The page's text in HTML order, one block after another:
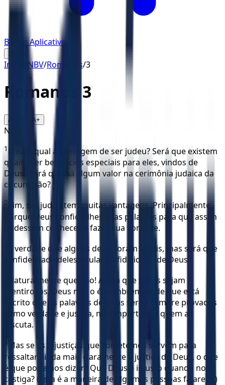
Baixar Aplicativo
☰
Início NBV/Romanos/3
Romanos 3
A- A+
NBV
1
Então, qual a vantagem de ser judeu? Será que existem
quaisquer benefícios especiais para eles, vindos de
Deus? Será que há algum valor na cerimônia judaica da
circuncisão?
2
Sim, ser judeu tem muitas vantagens. Principalmente
porque Deus confiou-lhes suas palavras para que assim
pudessem conhecer e fazer sua vontade.
É verdade que alguns deles foram infiéis, mas será que
a infidelidade deles anulará a fidelidade de Deus?
Naturalmente que não! Ainda que todos sejam
mentirosos, Deus não o é. Lembrem-se de que está
escrito que as palavras de Deus serão sempre provadas
como verdade e justiça, não importando quem as
discuta.
5
Mas se as injustiças que cometemos servem para
ressaltar ainda mais claramente a justiça de Deus, o que
é que podemos dizer? Que Deus é injusto quando nos
castiga? (Esta é a maneira de algumas pessoas falarem.)